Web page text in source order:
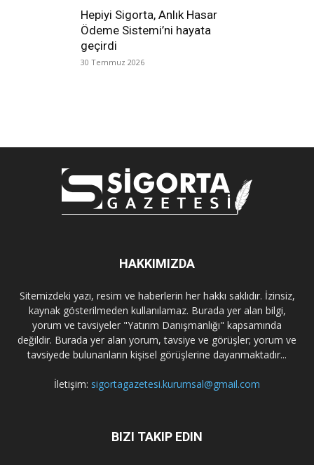
Hepiyi Sigorta, Anlık Hasar
Ödeme Sistemi’ni hayata
geçirdi
30 Temmuz 2026
HAKKIMIZDA
Sitemizdeki yazı, resim ve haberlerin her hakkı saklıdır. İzinsiz,
kaynak gösterilmeden kullanılamaz. Burada yer alan bilgi,
yorum ve tavsiyeler "Yatırım Danışmanlığı" kapsamında
değildir. Burada yer alan yorum, tavsiye ve görüşler; yorum ve
tavsiyede bulunanların kişisel görüşlerine dayanmaktadır...
İletişim: sigortagazetesi.kurumsal@gmail.com
BIZI TAKIP EDIN